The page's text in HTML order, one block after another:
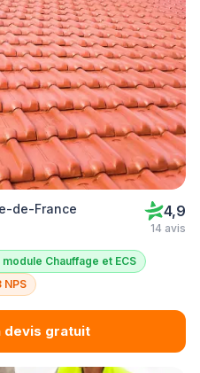
de-France 4,9
14 avis
module Chauffage et ECS
NPS
devis gratuit